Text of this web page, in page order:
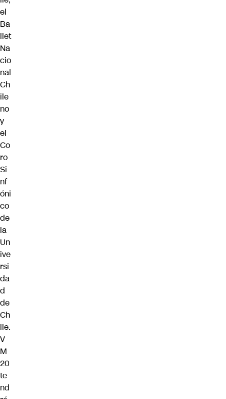
el
Ba
llet
Na
cio
nal
Ch
ile
no
y
el
Co
ro
Si
nf
óni
co
de
la
Un
ive
rsi
da
d
de
Ch
ile.
V
M
20
te
nd